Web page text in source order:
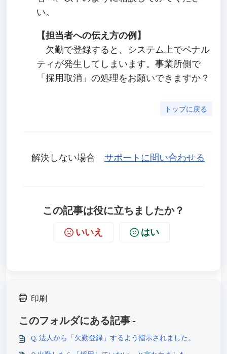
い。
【担当者への伝え方の例】
欠勤で登録すると、システム上でペナル
ティが発生してしまいます。事業所側で
「採用取消」の処理をお願いできますか？
トップに戻る
解決しない場合 サポートに問い合わせる
この記事は役に立ちましたか？
いいえ はい
印刷
このフォルダにある記事 -
Q. 法人から「欠勤登録」するよう指示されました。